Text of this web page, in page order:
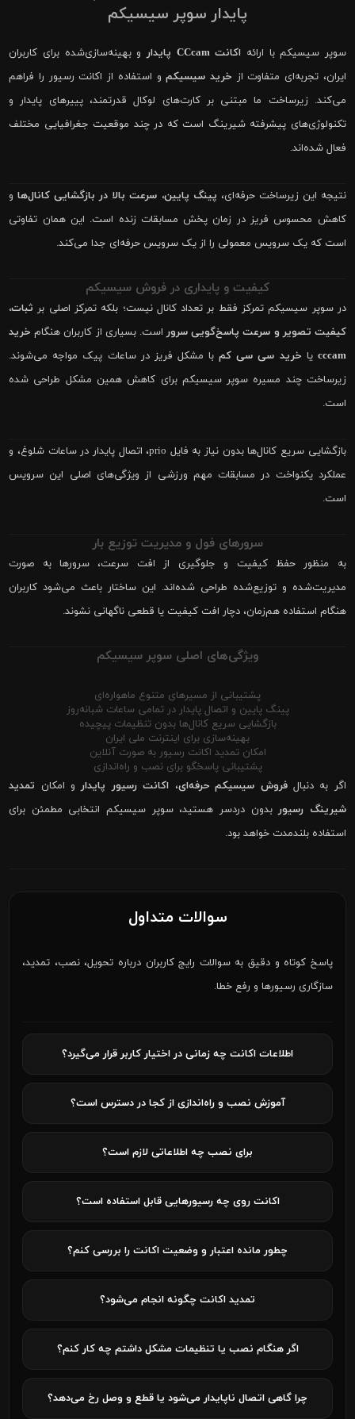
پایدار سوپر سیسیکم
سوپر سیسیکم با ارائه اکانت CCcam پایدار
و بهینه‌سازی‌شده برای کاربران
ایران، تجربه‌ای متفاوت از خرید سیسیکمو استفاده از اکانت رسیور را فراهم
می‌کند. زیرساخت ما مبتنی بر کارت‌های لوکال قدرتمند، پییرهای پایدار و
تکنولوژی‌های پیشرفته شیرینگ است که در چند موقعیت جغرافیایی مختلف
فعال شده‌اند.
نتیجه این زیرساخت حرفه‌ای، پینگ پایین، سرعت بالا در بازگشایی کانال‌هاو
کاهش محسوس فریز در زمان پخش مسابقات زنده است. این همان تفاوتی
است که یک سرویس معمولی را از یک سرویس حرفه‌ای جدا می‌کند.
کیفیت و پایداری در فروش سیسیکم
در سوپر سیسیکم تمرکز فقط بر تعداد کانال نیست؛ بلکه تمرکز اصلی بر ثبات،
کیفیت تصویر و سرعت پاسخ‌گویی سروراست. بسیاری از کاربران هنگام خرید
cccam یا خرید سی سی کمبا مشکل فریز در ساعات پیک مواجه می‌شوند.
زیرساخت چند مسیره سوپر سیسیکم برای کاهش همین مشکل طراحی شده
است.
بازگشایی سریع کانال‌ها بدون نیاز به فایل prio، اتصال پایدار در ساعات شلوغ، و
عملکرد یکنواخت در مسابقات مهم ورزشی از ویژگی‌های اصلی این سرویس
است.
سرورهای فول و مدیریت توزیع بار
به منظور حفظ کیفیت و جلوگیری از افت سرعت، سرورها به صورت
مدیریت‌شده و توزیع‌شده طراحی شده‌اند. این ساختار باعث می‌شود کاربران
هنگام استفاده هم‌زمان، دچار افت کیفیت یا قطعی ناگهانی نشوند.
ویژگی‌های اصلی سوپر سیسیکم
پشتیبانی از مسیرهای متنوع ماهواره‌ای
پینگ پایین و اتصال پایدار در تمامی ساعات شبانه‌روز
بازگشایی سریع کانال‌ها بدون تنظیمات پیچیده
بهینه‌سازی برای اینترنت ملی ایران
امکان تمدید اکانت رسیور به صورت آنلاین
پشتیبانی پاسخگو برای نصب و راه‌اندازی
اگر به دنبالفروش سیسیکم حرفه‌ای، اکانت رسیور پایدارو امکان تمدید
شیرینگ رسیوربدون دردسر هستید، سوپر سیسیکم انتخابی مطمئن برای
استفاده بلندمدت خواهد بود.
سوالات متداول
پاسخ کوتاه و دقیق به سوالات رایج کاربران درباره تحویل، نصب، تمدید،
سازگاری رسیورها و رفع خطا.
اطلاعات اکانت چه زمانی در اختیار کاربر قرار می‌گیرد؟
آموزش نصب و راه‌اندازی از کجا در دسترس است؟
برای نصب چه اطلاعاتی لازم است؟
اکانت روی چه رسیورهایی قابل استفاده است؟
چطور مانده اعتبار و وضعیت اکانت را بررسی کنم؟
تمدید اکانت چگونه انجام می‌شود؟
اگر هنگام نصب یا تنظیمات مشکل داشتم چه کار کنم؟
چرا گاهی اتصال ناپایدار می‌شود یا قطع و وصل رخ می‌دهد؟